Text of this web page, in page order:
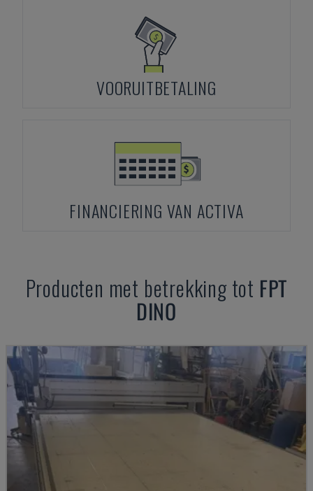
VOORUITBETALING
FINANCIERING VAN ACTIVA
Producten met betrekking tot FPT
DINO